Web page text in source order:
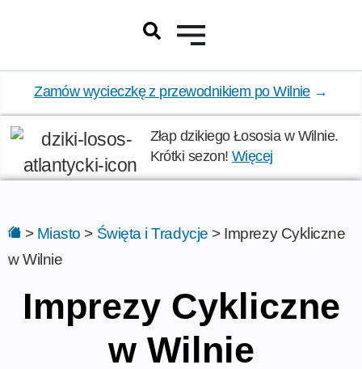
Zamów wycieczkę z przewodnikiem po Wilnie→
Złap dzikiego Łososia w Wilnie.
Krótki sezon! Więcej
> Miasto > Święta i Tradycje > Imprezy Cykliczne
w Wilnie
Imprezy Cykliczne
w Wilnie